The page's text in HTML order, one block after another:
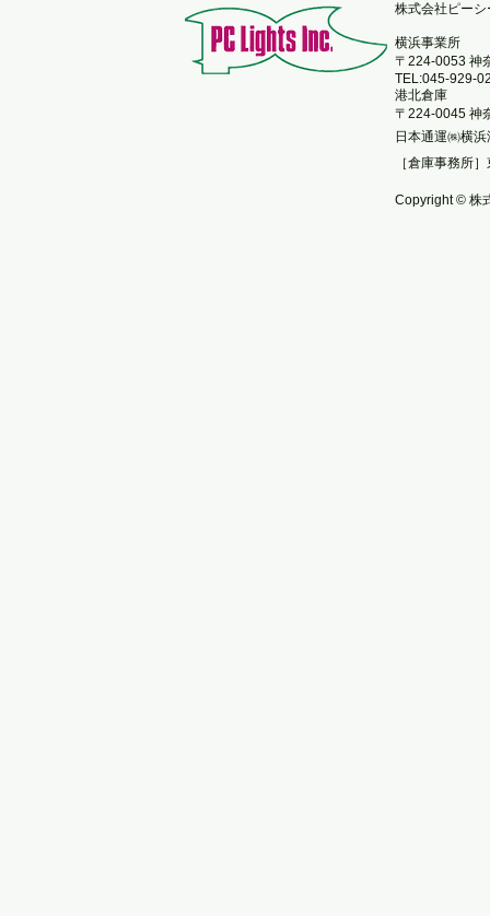
株式会社ピーシ
横浜事業所
〒224-0053 神
TEL:045-929-
港北倉庫
〒224-0045 神
日本通運㈱横
［倉庫事務所
Copyright © 株